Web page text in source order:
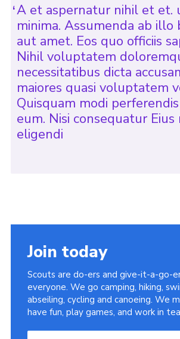
A et aspernatur nihil et et.
minima. Assumenda ab illo
aut amet. Eos quo officiis
Nihil voluptatem
necessitatibus dicta
maiores quasi voluptatem
Quisquam modi
eum. Nisi consequatur Eius
eligendi
Join today
Scouts are do-ers and give-it-a-go-
everyone. We go camping, hiking,
abseiling, cycling and canoeing. We
have fun, play games, and work in